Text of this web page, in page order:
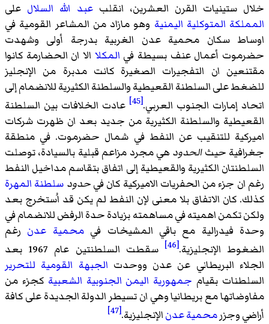
خلال ستينيات القرن العشرين، انقلب عبد الله السلال على
المملكة المتوكلية اليمنية وهو مازاد من المشاعر القومية في
اوساط سكان محمية عدن الغربية بدرجة أولى وشهدت
حضرموت أعمال عنف بسيطة في المكلا الا ان الحضارمة كانوا
مقتنعين ان التفجيرات الصغيرة كانت مدبرة من الإنجليز
للضغط على السلطنة القعيطية والسلطنة الكثيرية للانضمام إلى
اتحاد إمارات الجنوب العربي.[45]
عادت الخلافات بين السلطنة
القعيطية والسلطنة الكثيرية من جديد بعد ان ظهرت شركات
اميركية للتنقيب عن النفط في شمال حضرموت. في منطقة
جغرافية حيثالحدود هي مجرد مزاعم قبلية بالسيادة، توصلت
السلطنتان الكثيرية والقعيطية إلى اتفاق بتقاسم مداخيل النفط
رغم ان جزء من الحفريات الاميركية كان فيحدود سلطنة المهرة
كذلك. كان الاتفاق بلا معنى لإن النفط لم يكن قد اُستخرج بعد
ولكن تكمن اهميته في مساهمته بزيادة حدة الرفض للانضمام في
وحدة فيدرالية مع باقي المشيخات فيمحمية عدن رغم
الضغوط الإنجليزية.[46]
سقطت السلطنتين عام 1967 بعد
الجلاء البريطاني عن عدن ووحدت الجبهة القومية للتحرير
السلطنات بقيام جمهورية اليمن الجنوبية الشعبية كجزء من
مفاوضاتها مع بريطانيا وهي ان تسيطر الدولة الجديدة على كافة
أراضي وجزرمحمية عدنالإنجليزية.[47]